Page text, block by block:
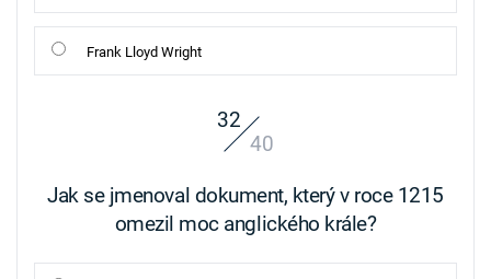
Frank Lloyd Wright
32
40
Jak se jmenoval dokument, který v roce 1215
omezil moc anglického krále?